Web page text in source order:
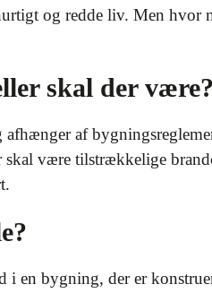
og redde liv. Men
skal der være?
af
være tilstrækkelige
i en bygning, der er